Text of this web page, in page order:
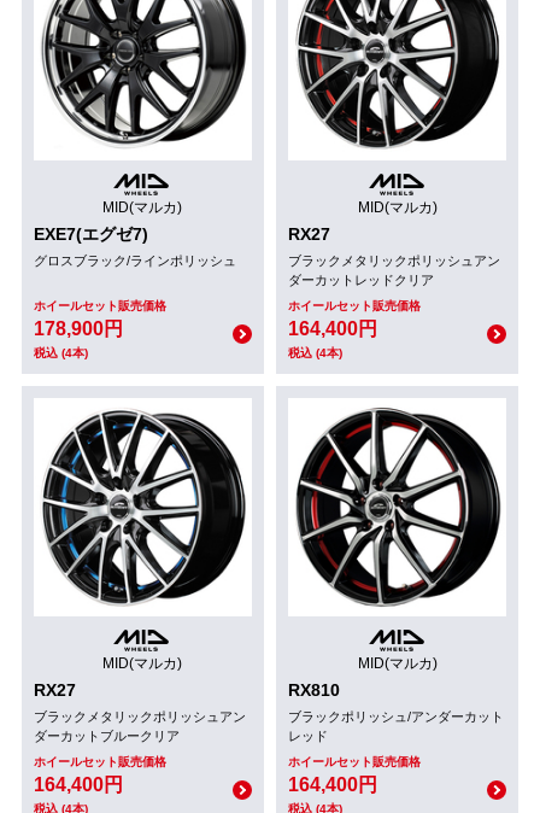
MID(マルカ)
EXE7(エグゼ7)
グロスブラック/ラインポリッシュ
ホイールセット販売価格
178,900円
税込 (4本)
MID(マルカ)
RX27
ブラックメタリックポリッシュアン
ダーカットレッドクリア
ホイールセット販売価格
164,400円
税込 (4本)
MID(マルカ)
RX27
ブラックメタリックポリッシュアン
ダーカットブルークリア
ホイールセット販売価格
164,400円
税込 (4本)
MID(マルカ)
RX810
ブラックポリッシュ/アンダーカット
レッド
ホイールセット販売価格
164,400円
税込 (4本)